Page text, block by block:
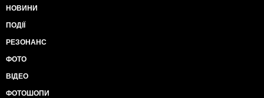
НОВИНИ
ПОДІЇ
РЕЗОНАНС
ФОТО
ВІДЕО
ФОТОШОПИ